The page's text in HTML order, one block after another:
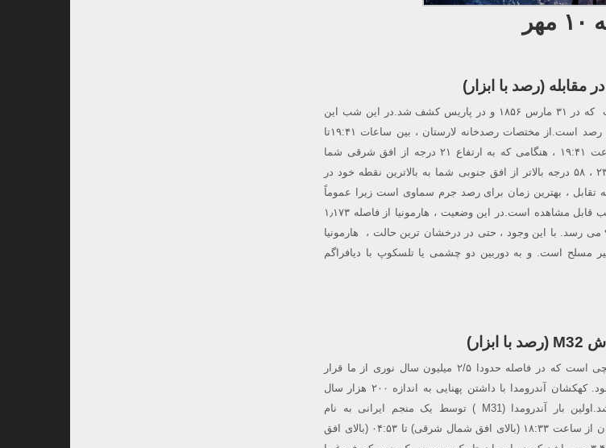
سیارک هارمونیا ۴۰ چهلمین سیارک کشف شده‌است که در ۳۱ مارس ۱۸۵۶ و در پاریس کشف شد.در این شب این
سیارک در صورت فلکی نهنگ ، تقریبا کل شب قابل رصد است.از مختصات رصدخانه لارستان ، بین ساعات ۱۹:۴۱تا
۰۴:۰۳ قابل مشاهده است.بدین ترتیب که حدود ساعت ۱۹:۴۱ ، هنگامی که به ارتفاع ۲۱ درجه از افق شرقی شما
برسد ، قابل دسترسی خواهد بود. حدود ساعت ۲۳:۵۲ ، ۵۸ درجه بالاتر از افق جنوبی شما به بالاترین نقطه خود در
غروب می کند. نقطه تقابل ، بهترین زمان برای رصد جرم سماوی است زیرا عموماً
جرم نزدیکترین فاصله به زمین را دارد و کل طول شب قابل مشاهده است.در این وضعیت ، هارمونیا از فاصله ۱٫۱۷۳
AU ما عبور می کند و به حداکثر روشنایی یا قدر ۹٫۵ می رسد. با این وجود ، حتی در درخشان ترین حالت ، هارمونیا
است. و به دوربین دو چشمی یا تلسکوپ با دیافراگم
کهکشان بزرگ و زیبای آندرومدا، یک کهکشان مارپیچی است که در فاصله حدودا ۲/۵ میلیون سال نوری از ما قرار
گرفته است و همسایه ی کیهانی ما محسوب می شود. کهکشان آندرومدا با داشتن پهنایی به اندازه ۲۰۰ هزار سال
نوری، بیش از ۲ برابر کهکشان راه شیری می‌باشد.اولین بار آندرومدا (M31 ) توسط یک منجم ایرانی به نام
عبد‌الرحمن صوفی رازی رصد شده است. این کهکشان از ساعت ۱۸:۳۳ (بالای افق شمال شرقی) تا ۰۴:۵۳ (بالای افق